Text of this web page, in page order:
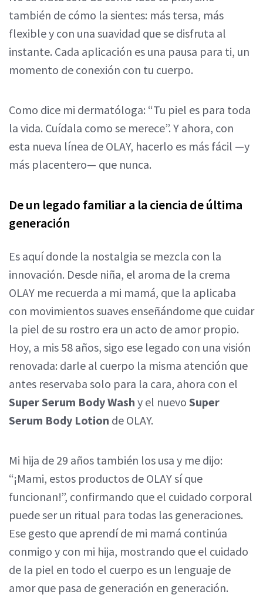
también de cómo la sientes: más tersa, más
flexible y con una suavidad que se disfruta al
instante. Cada aplicación es una pausa para ti, un
momento de conexión con tu cuerpo.
Como dice mi dermatóloga: “Tu piel es para toda
la vida. Cuídala como se merece”. Y ahora, con
esta nueva línea de OLAY, hacerlo es más fácil —y
más placentero— que nunca.
De un legado familiar a la ciencia de última
generación
Es aquí donde la nostalgia se mezcla con la
innovación. Desde niña, el aroma de la crema
OLAY me recuerda a mi mamá, que la aplicaba
con movimientos suaves enseñándome que cuidar
la piel de su rostro era un acto de amor propio.
Hoy, a mis 58 años, sigo ese legado con una visión
renovada: darle al cuerpo la misma atención que
antes reservaba solo para la cara, ahora con el
Super Serum Body Wash y el nuevo Super
Serum Body Lotion de OLAY.
Mi hija de 29 años también los usa y me dijo:
“¡Mami, estos productos de OLAY sí que
funcionan!”, confirmando que el cuidado corporal
puede ser un ritual para todas las generaciones.
Ese gesto que aprendí de mi mamá continúa
conmigo y con mi hija, mostrando que el cuidado
de la piel en todo el cuerpo es un lenguaje de
amor que pasa de generación en generación.